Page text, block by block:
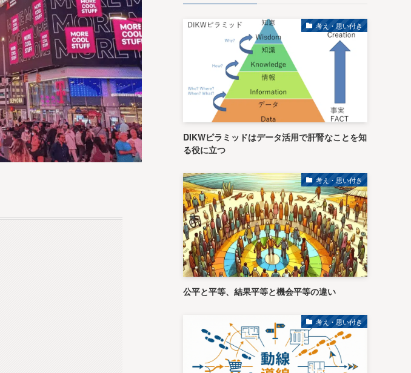
考え・思い付き
DIKWピラミッドはデータ活用で肝腎なことを知
る役に立つ
考え・思い付き
公平と平等、結果平等と機会平等の違い
考え・思い付き